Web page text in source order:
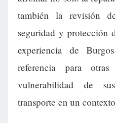
también la revisión
seguridad y protección
experiencia de
referencia para
vulnerabilidad de
transporte en un